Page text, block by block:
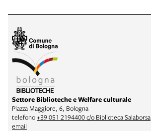
Settore Biblioteche e Welfare culturale
Piazza Maggiore, 6, Bologna
telefono+39 051 2194400 c/o Biblioteca Salaborsa
email